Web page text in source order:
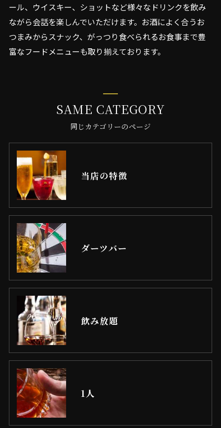
ール、ウイスキー、ショットなど様々なドリンクを飲み
ながら会話を楽しんでいただけます。お酒によく合うお
つまみからスナック、がっつり食べられるお食事まで豊
富なフードメニューも取り揃えております。
同じカテゴリーのページ
SAME CATEGORY
当店の特徴
ダーツバー
飲み放題
1人